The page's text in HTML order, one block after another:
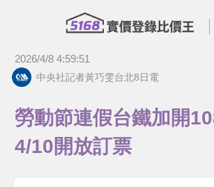
2026/4/8 4:59:51
中央社記者黃巧雯台北8日電
勞動節連假台鐵加開
4/10開放訂票